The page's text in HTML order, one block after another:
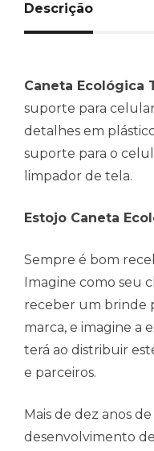
Descrição
Caneta Ecológica
suporte para
detalhes em
suporte para o
limpador de tela.
Estojo Caneta
Sempre é bom
Imagine como seu
receber um brinde
marca, e imagine a
terá ao distribuir
e parceiros.
Mais de dez anos
desenvolvimento de